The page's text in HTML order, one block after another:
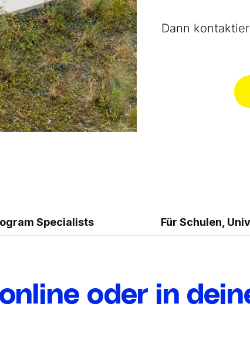
Dann
Specialists Für Schulen,
oder in